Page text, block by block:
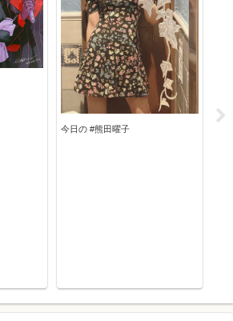
今日の #熊田曜子